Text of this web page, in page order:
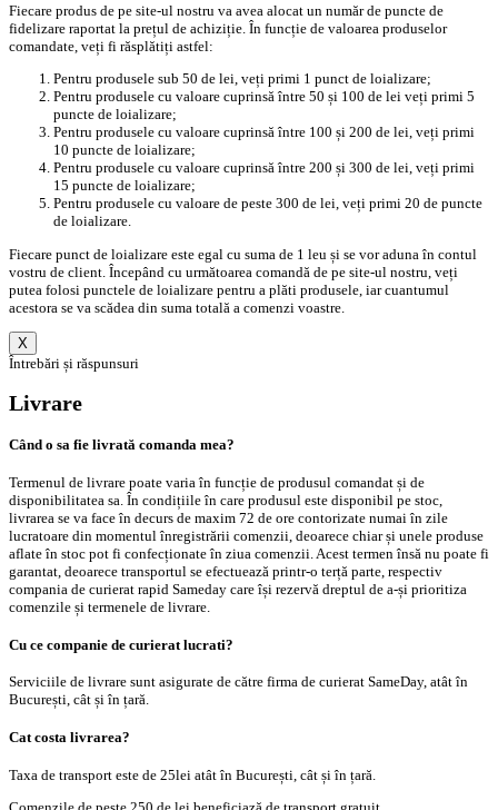
Fiecare produs de pe site-ul nostru va avea alocat un număr de puncte de
fidelizare raportat la prețul de achiziție. În funcție de valoarea produselor
comandate, veți fi răsplătiți astfel:
Pentru produsele sub 50 de lei, veți primi 1 punct de loializare;
Pentru produsele cu valoare cuprinsă între 50 și 100 de lei veți primi 5
puncte de loializare;
Pentru produsele cu valoare cuprinsă între 100 și 200 de lei, veți primi
10 puncte de loializare;
Pentru produsele cu valoare cuprinsă între 200 și 300 de lei, veți primi
15 puncte de loializare;
Pentru produsele cu valoare de peste 300 de lei, veți primi 20 de puncte
de loializare.
Fiecare punct de loializare este egal cu suma de 1 leu și se vor aduna în contul
vostru de client. Începând cu următoarea comandă de pe site-ul nostru, veți
putea folosi punctele de loializare pentru a plăti produsele, iar cuantumul
acestora se va scădea din suma totală a comenzi voastre.
X
Întrebări și răspunsuri
Livrare
Când o sa fie livrată comanda mea?
Termenul de livrare poate varia în funcție de produsul comandat și de
disponibilitatea sa. În condițiile în care produsul este disponibil pe stoc,
livrarea se va face în decurs de maxim 72 de ore contorizate numai în zile
lucratoare din momentul înregistrării comenzii, deoarece chiar și unele produse
aflate în stoc pot fi confecționate în ziua comenzii. Acest termen însă nu poate fi
garantat, deoarece transportul se efectuează printr-o terță parte, respectiv
compania de curierat rapid Sameday care își rezervă dreptul de a-și prioritiza
comenzile și termenele de livrare.
Cu ce companie de curierat lucrati?
Serviciile de livrare sunt asigurate de către firma de curierat SameDay, atât în
București, cât și în țară.
Cat costa livrarea?
Taxa de transport este de 25lei atât în București, cât și în țară.